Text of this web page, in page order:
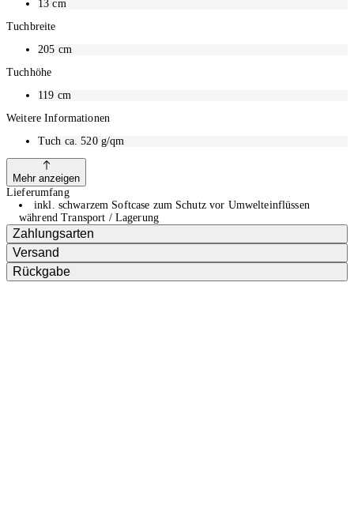
13cm
Tuchbreite
205 cm
Tuchhöhe
119 cm
Weitere Informationen
Tuch ca. 520 g/qm
Mehr anzeigen
Lieferumfang
inkl. schwarzem Softcase zum Schutz vor Umwelteinflüssen
während Transport / Lagerung
Zahlungsarten
Versand
Rückgabe